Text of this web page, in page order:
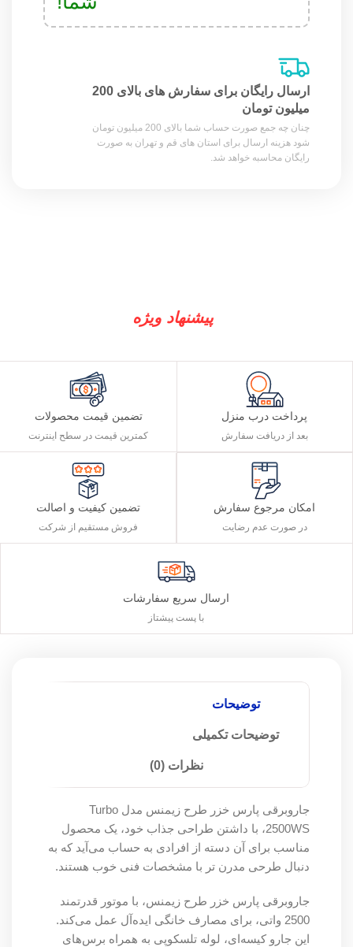
ارسال رایگان برای سفارش های بالای 200
میلیون تومان
چنان چه جمع صورت حساب شما بالای 200 میلیون تومان
شود هزینه ارسال برای استان های قم و تهران به صورت
رایگان محاسبه خواهد شد.
پیشنهاد ویژه
پرداخت درب منزل
بعد از دریافت سفارش
تضمین قیمت محصولات
کمترین قیمت در سطح اینترنت
امکان مرجوع سفارش
در صورت عدم رضایت
تضمین کیفیت و اصالت
فروش مستقیم از شرکت
ارسال سریع سفارشات
با پست پیشتاز
توضیحات
توضیحات تکمیلی
نظرات (0)
جاروبرقی پارس خزر طرح زیمنس مدل Turbo
2500WS، با داشتن طراحی جذاب خود، یک محصول
مناسب برای آن دسته از افرادی به حساب می‌آید که به
دنبال طرحی مدرن تر با مشخصات فنی خوب هستند.
جاروبرقی پارس خزر طرح زیمنس، با موتور قدرتمند
2500 واتی، برای مصارف خانگی ایده‌آل عمل می‌کند.
این جارو کیسه‌ای، لوله تلسکوپی به همراه برس‌های